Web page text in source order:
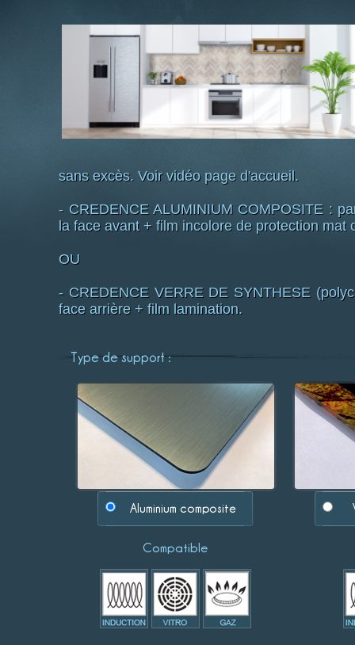
sans excès. Voir vidéo page d'accueil.
- CREDENCE ALUMINIUM COMPOSITE :
la face avant + film incolore de protection mat
OU
- CREDENCE VERRE DE SYNTHESE
face arrière + film lamination.
Type de support :
Aluminium composite
Compatible